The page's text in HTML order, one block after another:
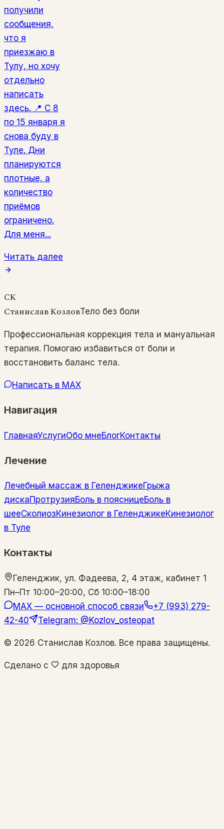
получили
сообщения,
что я
приезжаю в
Тулу, но хочу
отдельно
написать
здесь. 📍 С 8
по 15 января я
снова буду в
Туле. Дни
планируются
плотные, а
количество
приёмов
ограничено.
Для меня...
Читать далее
СК
Станислав КозловТело без боли
Профессиональная коррекция тела и мануальная
терапия. Помогаю избавиться от боли и
восстановить баланс тела.
Написать в MAX
Навигация
ГлавнаяУслугиОбо мнеБлогКонтакты
Лечение
Лечебный массаж в ГеленджикеГрыжа
дискаПротрузияБоль в поясницеБоль в
шееСколиозКинезиолог в ГеленджикеКинезиолог
в Туле
Контакты
Геленджик, ул. Фадеева, 2, 4 этаж, кабинет 1
Пн–Пт 10:00–20:00, Сб 10:00–18:00
MAX — основной способ связи
+7 (993) 279-
42-40
Telegram: @Kozlov_osteopat
© 2026 Станислав Козлов. Все права защищены.
Сделано с для здоровья